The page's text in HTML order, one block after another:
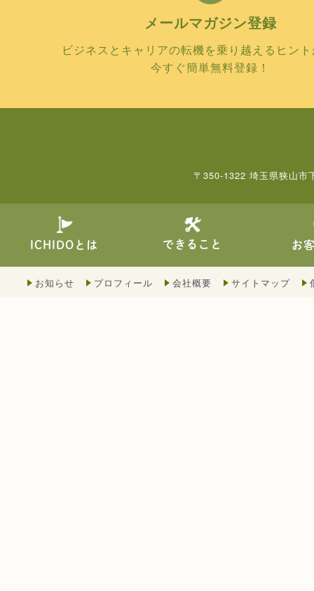
メールマガジン登録
ビジネスとキャリアの転機を乗り越えるヒン
今すぐ簡単無料登録！
〒350-1322 埼玉県狭山市
ICHIDOとは できること お
お知らせ プロフィール 会社概要 サイトマップ